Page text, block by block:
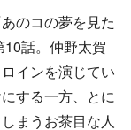
のコの夢を見た
話。仲野太賀
インを演じてい
する一方、とに
まうお茶目な人